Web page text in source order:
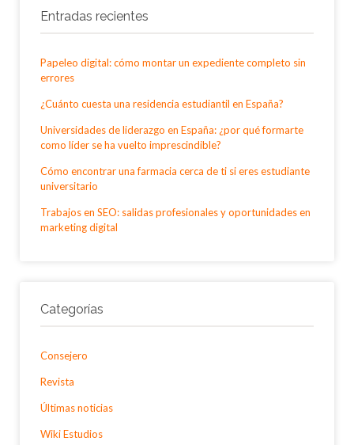
Entradas recientes
Papeleo digital: cómo montar un expediente completo sin
errores
¿Cuánto cuesta una residencia estudiantil en España?
Universidades de liderazgo en España: ¿por qué formarte
como líder se ha vuelto imprescindible?
Cómo encontrar una farmacia cerca de ti si eres estudiante
universitario
Trabajos en SEO: salidas profesionales y oportunidades en
marketing digital
Categorías
Consejero
Revista
Últimas noticias
Wiki Estudios